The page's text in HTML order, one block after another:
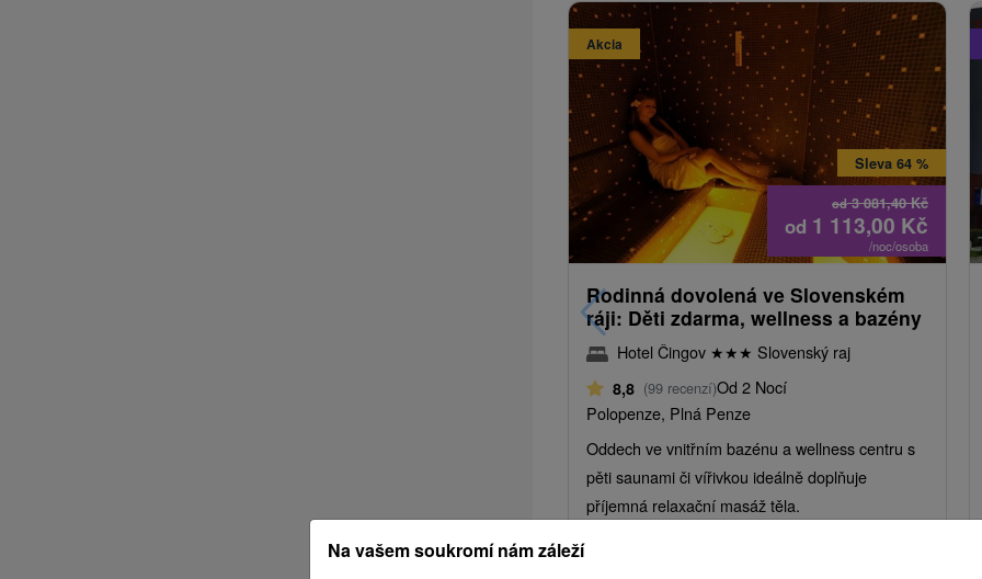
Akcia
od3 081,40Kč
Sleva 64 %
od 1 113,00 Kč
/noc/osoba
Rodinná dovolená ve Slovenském
ráji: Děti zdarma, wellness a bazény
Hotel Čingov ★★★ Slovenský raj
8,8 (99 recenzí)Od 2 Nocí
Polopenze, Plná Penze
Oddech ve vnitřním bazénu a wellness centru s
pěti saunami či vířivkou ideálně doplňuje
příjemná relaxační masáž těla.
Na vašem soukromí nám záleží